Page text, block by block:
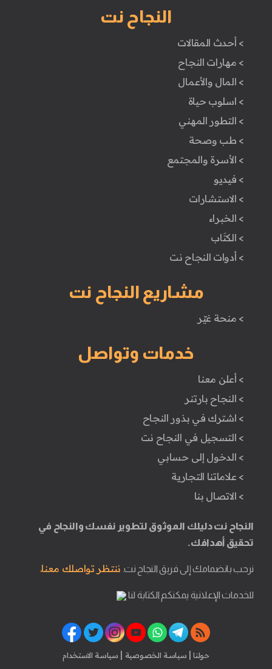
النجاح نت
> أحدث المقالات
> مهارات النجاح
> المال والأعمال
> اسلوب حياة
> التطور المهني
> طب وصحة
> الأسرة والمجتمع
> فيديو
> الاستشارات
> الخبراء
> الكتَاب
> أدوات النجاح نت
مشاريع النجاح نت
> منحة غيّر
خدمات وتواصل
> أعلن معنا
> النجاح بارتنر
> اشترك في بذور النجاح
> التسجيل في النجاح نت
> الدخول إلى حسابي
> علاماتنا التجارية
> الاتصال بنا
النجاح نت دليلك الموثوق لتطوير نفسك والنجاح في
تحقيق أهدافك.
نرحب بانضمامك إلى فريق النجاح نت. ننتظر تواصلك معنا.
للخدمات الإعلانية يمكنكم الكتابة لنا
حولنا | سياسة الخصوصية | سياسة الاستخدام